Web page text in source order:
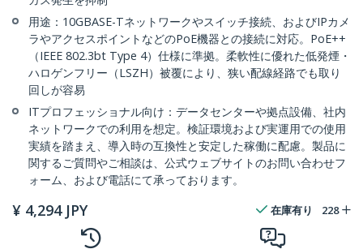
用途：10GBASE-Tネットワークやスイッチ接続、およびIPカメ
ラやアクセスポイントなどのPoE機器との接続に対応。PoE++
（IEEE 802.3bt Type 4）仕様に準拠。柔軟性に優れた低発煙・
ハロゲンフリー（LSZH）被覆により、狭い配線経路でも取り
回しが容易
ITプロフェッショナル向け：データセンターや拠点設備、社内
ネットワークでの利用を想定。検証環境および実運用での使用
実績を踏まえ、導入時の互換性と安定した稼働に配慮。製品に
関するご質問やご相談は、公式ウェブサイトのお問い合わせフ
ォーム、および電話にて承っております。
¥ 4,294 JPY 在庫有り 228